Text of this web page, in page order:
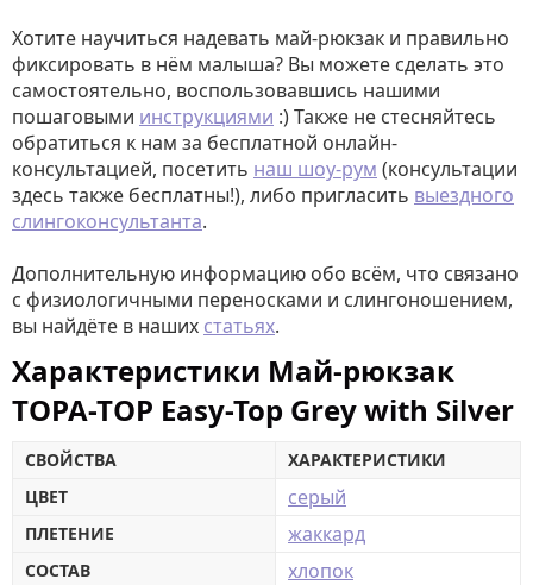
Хотите научиться надевать май-рюкзак и правильно
фиксировать в нём малыша? Вы можете сделать это
самостоятельно, воспользовавшись нашими
пошаговыми инструкциями :) Также не стесняйтесь
обратиться к нам за бесплатной онлайн-
консультацией, посетить наш шоу-рум (консультации
здесь также бесплатны!), либо пригласить выездного
слингоконсультанта.
Дополнительную информацию обо всём, что связано
с физиологичными переносками и слингоношением,
вы найдёте в наших статьях.
Характеристики Май-рюкзак
TOPA-TOP Easy-Top Grey with Silver
СВОЙСТВА
ХАРАКТЕРИСТИКИ
ЦВЕТ
серый
ПЛЕТЕНИЕ жаккард
СОСТАВ хлопок